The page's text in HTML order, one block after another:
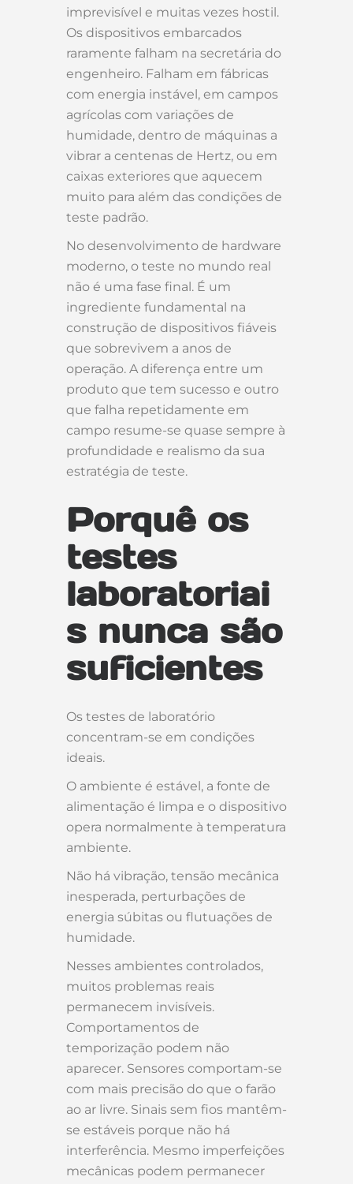
imprevisível e muitas vezes hostil.
Os dispositivos embarcados
raramente falham na secretária do
engenheiro. Falham em fábricas
com energia instável, em campos
agrícolas com variações de
humidade, dentro de máquinas a
vibrar a centenas de Hertz, ou em
caixas exteriores que aquecem
muito para além das condições de
teste padrão.
No desenvolvimento de hardware
moderno, o teste no mundo real
não é uma fase final. É um
ingrediente fundamental na
construção de dispositivos fiáveis
que sobrevivem a anos de
operação. A diferença entre um
produto que tem sucesso e outro
que falha repetidamente em
campo resume-se quase sempre à
profundidade e realismo da sua
estratégia de teste.
Porquê os
testes
laboratoriai
s nunca são
suficientes
Os testes de laboratório
concentram-se em condições
ideais.
O ambiente é estável, a fonte de
alimentação é limpa e o dispositivo
opera normalmente à temperatura
ambiente.
Não há vibração, tensão mecânica
inesperada, perturbações de
energia súbitas ou flutuações de
humidade.
Nesses ambientes controlados,
muitos problemas reais
permanecem invisíveis.
Comportamentos de
temporização podem não
aparecer. Sensores comportam-se
com mais precisão do que o farão
ao ar livre. Sinais sem fios mantêm-
se estáveis porque não há
interferência. Mesmo imperfeições
mecânicas podem permanecer